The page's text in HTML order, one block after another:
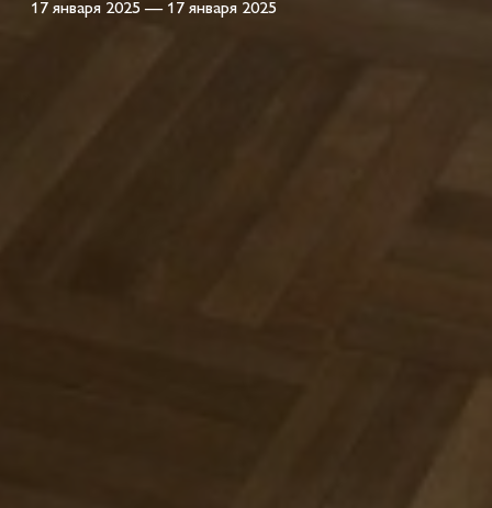
17 января 2025 — 17 января 2025